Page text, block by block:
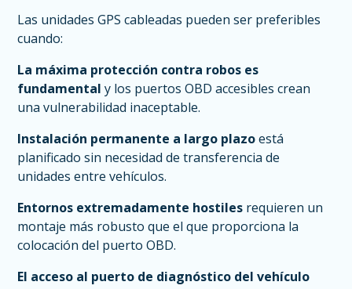
Las unidades GPS cableadas pueden ser preferibles
cuando:
La máxima protección contra robos es
fundamental y los puertos OBD accesibles crean
una vulnerabilidad inaceptable.
Instalación permanente a largo plazoestá
planificado sin necesidad de transferencia de
unidades entre vehículos.
Entornos extremadamente hostiles requieren un
montaje más robusto que el que proporciona la
colocación del puerto OBD.
El acceso al puerto de diagnóstico del vehículo